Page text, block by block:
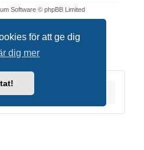
för att ge dig
dig mer
Software © phpBB Limited